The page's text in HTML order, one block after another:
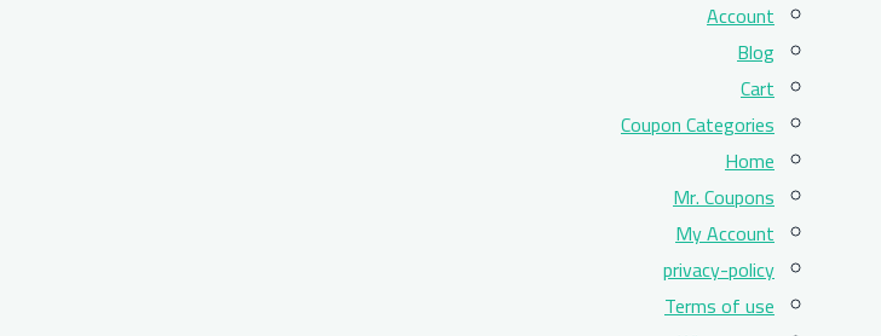
Account
Blog
Cart
Coupon Categories
Home
Mr. Coupons
My Account
privacy-policy
Terms of use